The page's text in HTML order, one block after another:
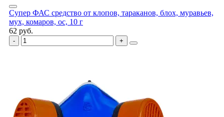
Супер ФАС средство от клопов, тараканов, блох, муравьев,
мух, комаров, ос, 10 г
62 руб.